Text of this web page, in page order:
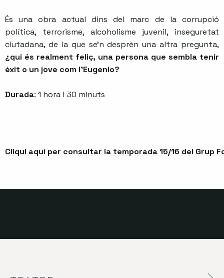
És una obra actual dins del marc de la corrupció
política, terrorisme, alcoholisme juvenil, inseguretat
ciutadana, de la que se'n desprèn una altra pregunta,
¿qui és realment feliç, una persona que sembla tenir
èxit o un jove com l'Eugenio?
Durada: 1 hora i 30 minuts
Cliqui aquí per consultar la temporada 15/16 del Grup